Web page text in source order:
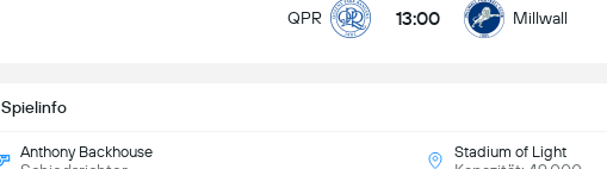
QPR 13:00 Millwall
Spielinfo
Anthony Backhouse Stadium of Light